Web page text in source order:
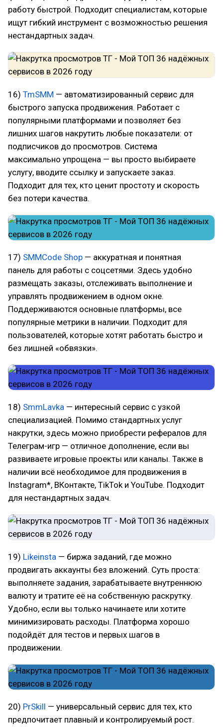
работу быстрой. Подходит специалистам, которые
ищут гибкий инструмент с возможностью решения
нестандартных задач.
16) TmSMM — автоматизированный сервис для
быстрого запуска продвижения. Работает с
популярными платформами и позволяет без
лишних шагов накрутить любые показатели: от
подписчиков до просмотров. Система
максимально упрощена — вы просто выбираете
услугу, вводите ссылку и запускаете заказ.
Подходит для тех, кто ценит простоту и скорость
без потери качества.
17) SMMCode Shop — аккуратная и понятная
панель для работы с соцсетями. Здесь удобно
размещать заказы, отслеживать выполнение и
управлять продвижением в одном окне.
Поддерживаются основные платформы, все
популярные метрики в наличии. Подходит для
пользователей, которые хотят работать быстро и
без лишней «обвязки».
18) SmmLavka — интересный сервис с узкой
специализацией. Помимо стандартных услуг
накрутки, здесь можно приобрести рефералов для
Телеграм-игр — отличное дополнение, если вы
развиваете игровые проекты или каналы. Также в
наличии всё необходимое для продвижения в
Instagram*, ВКонтакте, TikTok и YouTube. Подходит
для нестандартных задач.
19) Likeinsta — биржа заданий, где можно
продвигать аккаунты без вложений. Суть проста:
выполняете задания, зарабатываете внутреннюю
валюту и тратите её на собственную раскрутку.
Удобно, если вы только начинаете или хотите
минимизировать расходы. Платформа хорошо
подойдёт для тестов и первых шагов в
продвижении.
20) PrSkill — универсальный сервис для тех, кто
предпочитает плавный и контролируемый рост.